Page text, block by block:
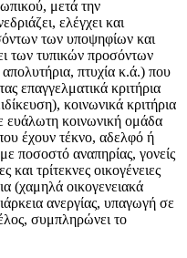
μετά την
ελέγχει και
των υποψηφίων και
των τυπικών προσόντων
απολυτήρια, πτυχία κ.ά.) που
επαγγελματικά κριτήρια
κοινωνικά κριτήρια
ευάλωτη κοινωνική ομάδα
έχουν τέκνο, αδελφό ή
ποσοστό αναπηρίας, γονείς
τρίτεκνες οικογένειες
(χαμηλά οικογενειακά
ανεργίας, υπαγωγή σε
συμπληρώνει το